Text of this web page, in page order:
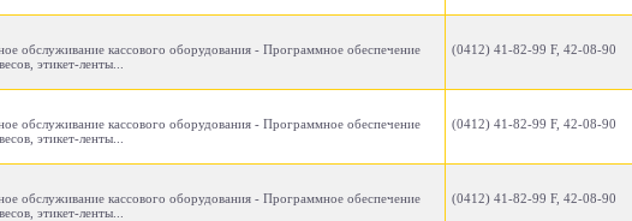
обслуживание кассового оборудования - Программное обеспечение
этикет-ленты...
(0412) 41-82-99 F, 42-08-90
обслуживание кассового оборудования - Программное обеспечение
этикет-ленты...
(0412) 41-82-99 F, 42-08-90
обслуживание кассового оборудования - Программное обеспечение
этикет-ленты...
(0412) 41-82-99 F, 42-08-90